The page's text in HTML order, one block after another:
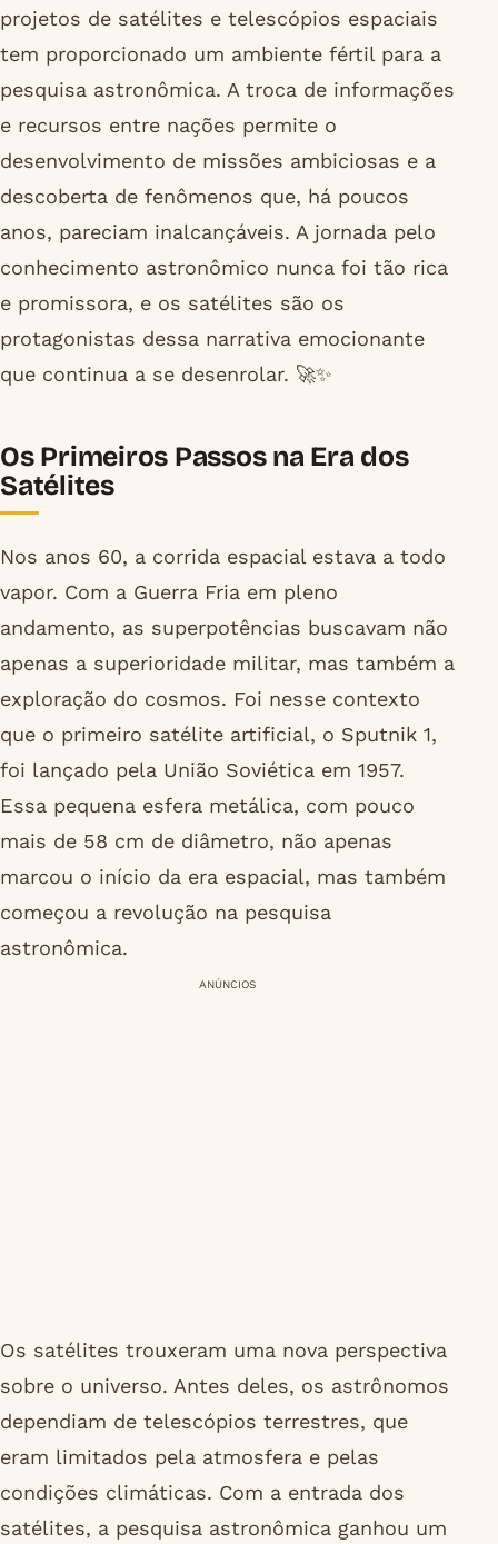
projetos de satélites e telescópios espaciais
tem proporcionado um ambiente fértil para a
pesquisa astronômica. A troca de informações
e recursos entre nações permite o
desenvolvimento de missões ambiciosas e a
descoberta de fenômenos que, há poucos
anos, pareciam inalcançáveis. A jornada pelo
conhecimento astronômico nunca foi tão rica
e promissora, e os satélites são os
protagonistas dessa narrativa emocionante
que continua a se desenrolar. 🚀✨
Os Primeiros Passos na Era dos
Satélites
Nos anos 60, a corrida espacial estava a todo
vapor. Com a Guerra Fria em pleno
andamento, as superpotências buscavam não
apenas a superioridade militar, mas também a
exploração do cosmos. Foi nesse contexto
que o primeiro satélite artificial, o Sputnik 1,
foi lançado pela União Soviética em 1957.
Essa pequena esfera metálica, com pouco
mais de 58 cm de diâmetro, não apenas
marcou o início da era espacial, mas também
começou a revolução na pesquisa
astronômica.
ANÚNCIOS
Os satélites trouxeram uma nova perspectiva
sobre o universo. Antes deles, os astrônomos
dependiam de telescópios terrestres, que
eram limitados pela atmosfera e pelas
condições climáticas. Com a entrada dos
satélites, a pesquisa astronômica ganhou um